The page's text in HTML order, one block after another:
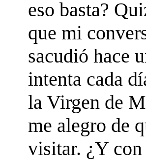
eso basta?
que mi
sacudió hace
intenta cada
la Virgen de
me alegro de
visitar. ¿Y con